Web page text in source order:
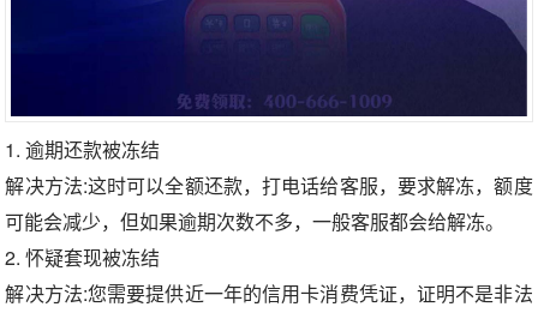
1. 逾期还款被冻结
解决方法:这时可以全额还款，打电话给客服，要求解冻，额度
可能会减少，但如果逾期次数不多，一般客服都会给解冻。
2. 怀疑套现被冻结
解决方法:您需要提供近一年的信用卡消费凭证，证明不是非法